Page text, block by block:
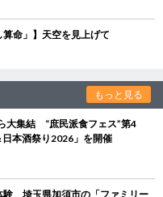
算命」】天空を見上げて
もっと見る
大集結 “庶民派食フェス”第4
本酒祭り2026」を開催
験 埼玉県加須市の「ファミリー